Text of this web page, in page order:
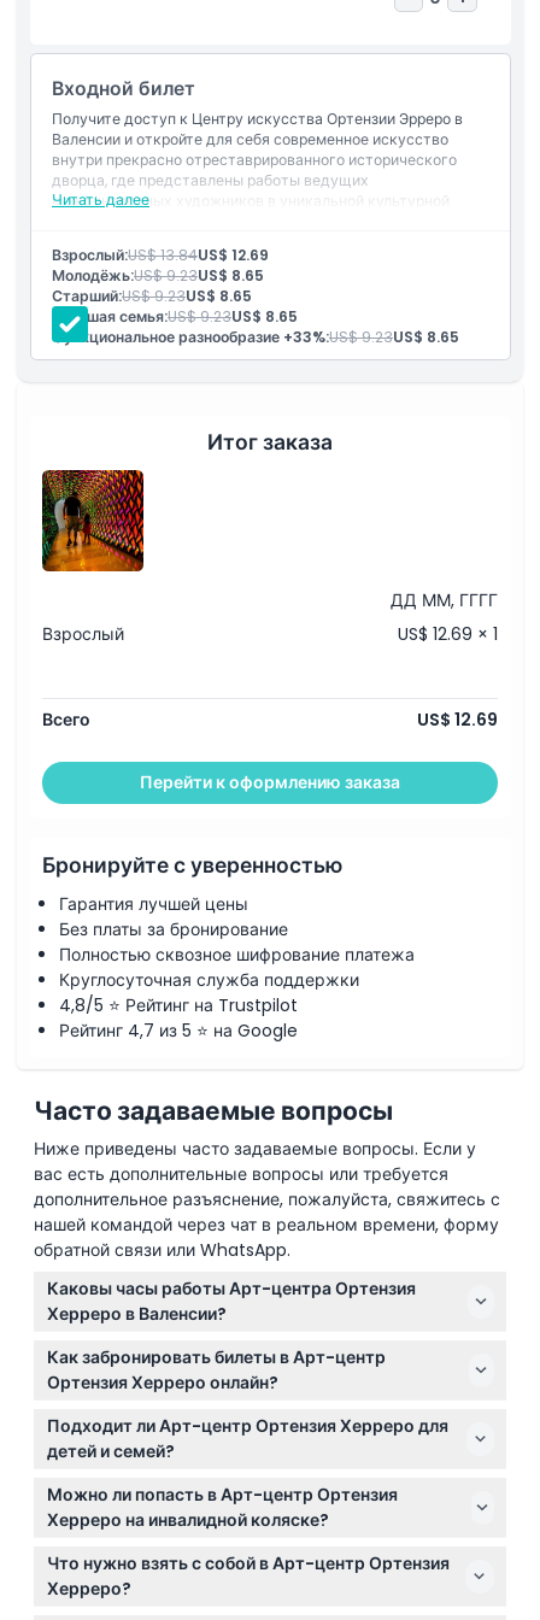
Часы работы
Вещи, которые нужно знать
Как добраться туда
Политика отмены
Входной билет
Получите доступ к Центру искусства Ортензии Эрреро в
Валенсии и откройте для себя современное искусство
внутри прекрасно отреставрированного исторического
дворца, где представлены работы ведущих
международных художников в уникальной культурной
Читать далее
Входной билет
Многоязычный аудиогид
Взрослый:US$ 13.84US$ 12.69
Молодёжь:US$ 9.23US$ 8.65
Старший:US$ 9.23US$ 8.65
Большая семья:US$ 9.23US$ 8.65
Функциональное разнообразие +33%:US$ 9.23US$ 8.65
Итог заказа
ДД ММ, ГГГГ
Взрослый
US$ 12.69 × 1
Всего US$ 12.69
Перейти к оформлению заказа
Бронируйте с уверенностью
Гарантия лучшей цены
Без платы за бронирование
Полностью сквозное шифрование платежа
Круглосуточная служба поддержки
4,8/5 ⭐ Рейтинг на Trustpilot
Рейтинг 4,7 из 5 ⭐ на Google
Часто задаваемые вопросы
Ниже приведены часто задаваемые вопросы. Если у
вас есть дополнительные вопросы или требуется
дополнительное разъяснение, пожалуйста, свяжитесь с
нашей командой через чат в реальном времени, форму
обратной связи или WhatsApp.
Каковы часы работы Арт-центра Ортензия
Херреро в Валенсии?
Арт-центр открыт с вторника по субботу с 10:00 до
20:00, а по воскресеньям с 10:00 до 14:00. По
понедельникам и в некоторые праздничные дни
центр закрыт. (возможны изменения —
пожалуйста, подтвердите при бронировании)
Как забронировать билеты в Арт-центр
Ортензия Херреро онлайн?
Вы можете легко забронировать билеты онлайн
прямо здесь, на этом сайте, выбрав
предпочтительную дату и тип билета в процессе
бронирования.
Подходит ли Арт-центр Ортензия Херреро для
детей и семей?
Да, дети в возрасте 0-12 лет проходят бесплатно, но
должны быть в сопровождении взрослого с
билетом, а для многодетных семей предусмотрены
сниженные тарифы после подтверждения права на
льготу.
Можно ли попасть в Арт-центр Ортензия
Херреро на инвалидной коляске?
Конечно, объект оборудован для доступа на
инвалидных колясках, что обеспечивает
комфортный визит для гостей с ограниченной
Что нужно взять с собой в Арт-центр Ортензия
Херреро?